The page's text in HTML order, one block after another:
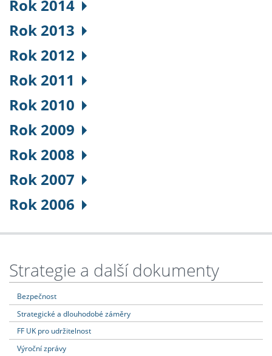
Rok 2014
Rok 2013
Rok 2012
Rok 2011
Rok 2010
Rok 2009
Rok 2008
Rok 2007
Rok 2006
Strategie a další dokumenty
Bezpečnost
Strategické a dlouhodobé záměry
FF UK pro udržitelnost
Výroční zprávy